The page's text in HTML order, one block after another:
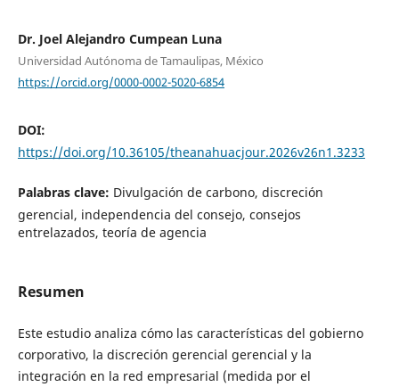
Dr. Joel Alejandro Cumpean Luna
Universidad Autónoma de Tamaulipas, México
https://orcid.org/0000-0002-5020-6854
DOI:
https://doi.org/10.36105/theanahuacjour.2026v26n1.3233
Palabras clave: Divulgación de carbono, discreción
gerencial, independencia del consejo, consejos
entrelazados, teoría de agencia
Resumen
Este estudio analiza cómo las características del gobierno
corporativo, la discreción gerencial gerencial y la
integración en la red empresarial (medida por el